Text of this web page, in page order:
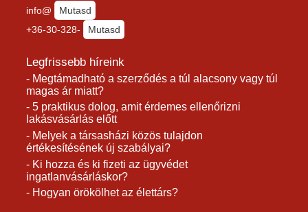
info@
Mutasd
+36-30-328-
Mutasd
Legfrissebb híreink
- Megtámadható a szerződés a túl alacsony vagy túl
magas ár miatt?
- 5 praktikus dolog, amit érdemes ellenőrizni
lakásvásárlás előtt
- Melyek a társasházi közös tulajdon
értékesítésének új szabályai?
- Ki hozza és ki fizeti az ügyvédet
ingatlanvásárláskor?
- Hogyan örökölhet az élettárs?